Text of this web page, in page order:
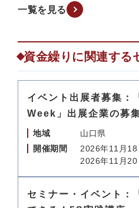
一覧を見る
資金繰りに関連する
イベント出展者募集：
Week」出展企業の募
地域
山口県
開催期間
2026年11月18
2026年11月20
セミナー・イベント：